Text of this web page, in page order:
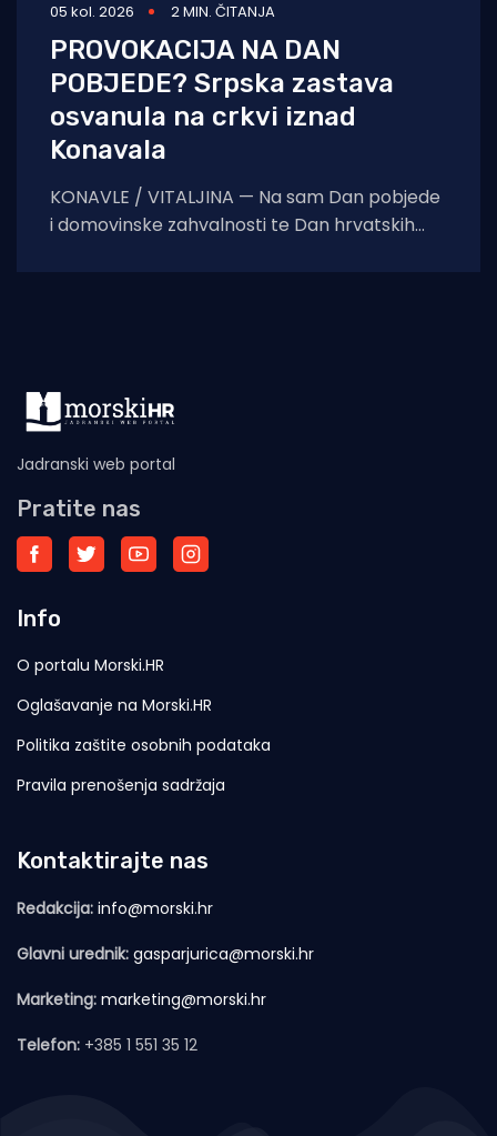
05 kol. 2026 2 MIN. ČITANJA
PROVOKACIJA NA DAN
POBJEDE? Srpska zastava
osvanula na crkvi iznad
Konavala
KONAVLE / VITALJINA — Na sam Dan pobjede
i domovinske zahvalnosti te Dan hrvatskih
Jadranski web portal
Pratite nas
Info
O portalu Morski.HR
Oglašavanje na Morski.HR
Politika zaštite osobnih podataka
Pravila prenošenja sadržaja
Kontaktirajte nas
Redakcija: info@morski.hr
Glavni urednik: gasparjurica@morski.hr
Marketing: marketing@morski.hr
Telefon: +385 1 551 35 12